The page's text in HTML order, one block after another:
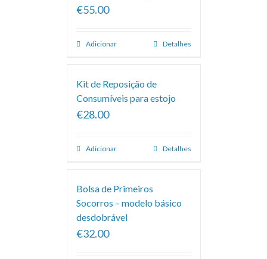
€55.00
Adicionar Detalhes
Kit de Reposição de
Consumíveis para estojo
€28.00
Adicionar Detalhes
Bolsa de Primeiros
Socorros – modelo básico
desdobrável
€32.00